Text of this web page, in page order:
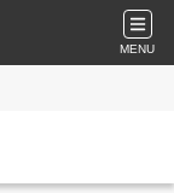
MENU